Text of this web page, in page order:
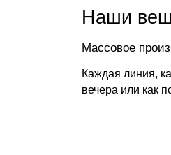
Наши
Массовое
Каждая линия,
вечера или как